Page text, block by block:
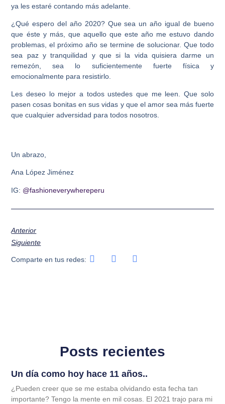
ya les estaré contando más adelante.
¿Qué espero del año 2020? Que sea un año igual de bueno
que éste y más, que aquello que este año me estuvo dando
problemas, el próximo año se termine de solucionar. Que todo
sea paz y tranquilidad y que si la vida quisiera darme un
remezón, sea lo suficientemente fuerte física y
emocionalmente para resistirlo.
Les deseo lo mejor a todos ustedes que me leen. Que solo
pasen cosas bonitas en sus vidas y que el amor sea más fuerte
que cualquier adversidad para todos nosotros.
Un abrazo,
Ana López Jiménez
IG: @fashioneverywhereperu
Anterior
Siguiente
Comparte en tus redes:
Posts recientes
Un día como hoy hace 11 años..
¿Pueden creer que se me estaba olvidando esta fecha tan
importante? Tengo la mente en mil cosas. El 2021 trajo para mi